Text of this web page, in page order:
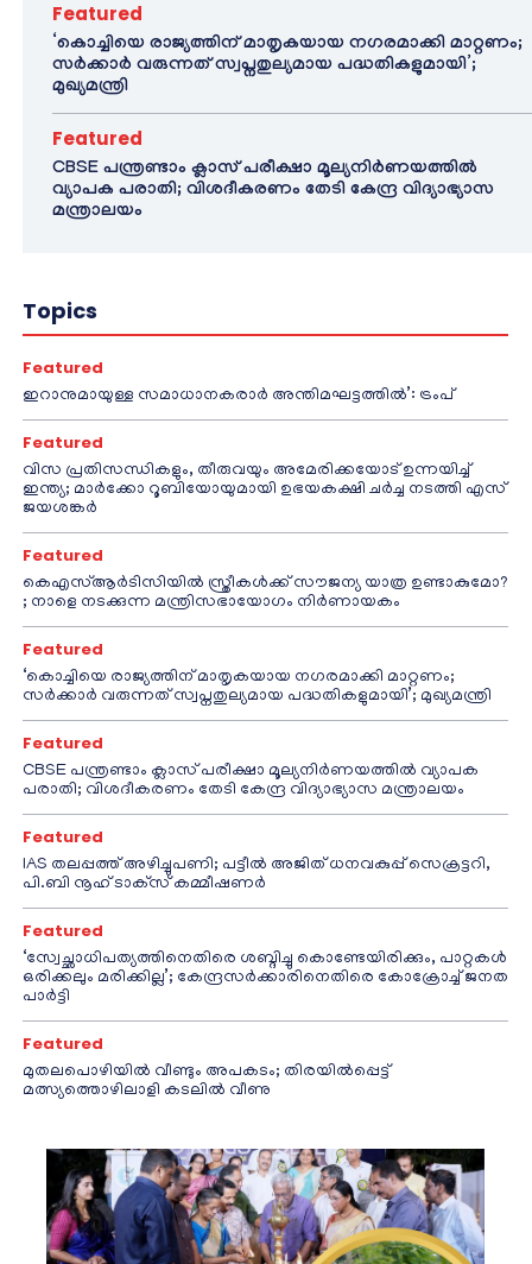
Featured
‘കൊച്ചിയെ രാജ്യത്തിന് മാതൃകയായ നഗരമാക്കി മാറ്റണം;
സർക്കാർ വരുന്നത് സ്വപ്നതുല്യമായ പദ്ധതികളുമായി’;
മുഖ്യമന്ത്രി
Featured
CBSE പന്ത്രണ്ടാം ക്ലാസ് പരീക്ഷാ മൂല്യനിർണയത്തിൽ
വ്യാപക പരാതി; വിശദീകരണം തേടി കേന്ദ്ര വിദ്യാഭ്യാസ
മന്ത്രാലയം
Topics
Featured
ഇറാനുമായുള്ള സമാധാനകരാർ അന്തിമഘട്ടത്തിൽ‌’: ട്രംപ്
Featured
വിസ പ്രതിസന്ധികളും, തീരുവയും അമേരിക്കയോട് ഉന്നയിച്ച്
ഇന്ത്യ; മാർക്കോ റൂബിയോയുമായി ഉഭയകക്ഷി ചർച്ച നടത്തി എസ്
ജയശങ്കർ
Featured
കെഎസ്ആർടിസിയിൽ സ്ത്രീകൾക്ക് സൗജന്യ യാത്ര ഉണ്ടാകുമോ?
; നാളെ നടക്കുന്ന മന്ത്രിസഭായോഗം നിർണായകം
Featured
‘കൊച്ചിയെ രാജ്യത്തിന് മാതൃകയായ നഗരമാക്കി മാറ്റണം;
സർക്കാർ വരുന്നത് സ്വപ്നതുല്യമായ പദ്ധതികളുമായി’; മുഖ്യമന്ത്രി
Featured
CBSE പന്ത്രണ്ടാം ക്ലാസ് പരീക്ഷാ മൂല്യനിർണയത്തിൽ വ്യാപക
പരാതി; വിശദീകരണം തേടി കേന്ദ്ര വിദ്യാഭ്യാസ മന്ത്രാലയം
Featured
IAS തലപ്പത്ത് അഴിച്ചുപണി; പട്ടീല്‍ അജിത് ധനവകുപ്പ് സെക്രട്ടറി,
പി.ബി നൂഹ് ടാക്‌സ് കമ്മീഷണര്‍
Featured
‘സ്വേച്ഛാധിപത്യത്തിനെതിരെ ശബ്ദിച്ചു കൊണ്ടേയിരിക്കും, പാറ്റകൾ
ഒരിക്കലും മരിക്കില്ല’; കേന്ദ്രസർക്കാരിനെതിരെ കോക്രോച്ച് ജനത
പാർട്ടി
Featured
മുതലപൊഴിയിൽ വീണ്ടും അപകടം; തിരയിൽപ്പെട്ട്
മത്സ്യത്തൊഴിലാളി കടലിൽ വീണു